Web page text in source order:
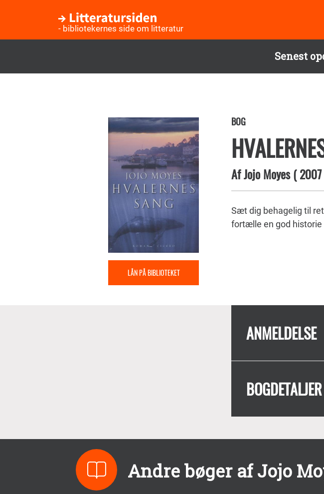
Senest
- bibliotekernes side om litteratur
LÅN PÅ BIBLIOTEKET
BOG
AfJojo Moyes(2007
Sæt dig behagelig til
fortælle en god historie
ANMELDELSE
BOGDETALJER
Andre bøger af Jojo